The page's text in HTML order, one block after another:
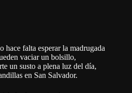
hace falta esperar la madrugada
vaciar un bolsillo,
un susto a plena luz del día,
en San Salvador.